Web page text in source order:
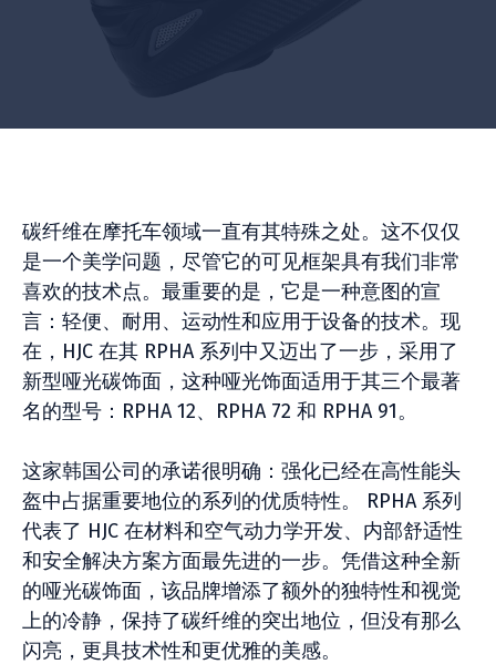
碳纤维在摩托车领域一直有其特殊之处。这不仅仅
是一个美学问题，尽管它的可见框架具有我们非常
喜欢的技术点。最重要的是，它是一种意图的宣
言：轻便、耐用、运动性和应用于设备的技术。现
在，HJC 在其 RPHA 系列中又迈出了一步，采用了
新型哑光碳饰面，这种哑光饰面适用于其三个最著
名的型号：RPHA 12、RPHA 72 和 RPHA 91。
这家韩国公司的承诺很明确：强化已经在高性能头
盔中占据重要地位的系列的优质特性。 RPHA 系列
代表了 HJC 在材料和空气动力学开发、内部舒适性
和安全解决方案方面最先进的一步。凭借这种全新
的哑光碳饰面，该品牌增添了额外的独特性和视觉
上的冷静，保持了碳纤维的突出地位，但没有那么
闪亮，更具技术性和更优雅的美感。